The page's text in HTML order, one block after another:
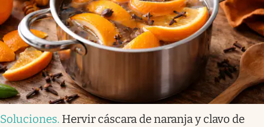
Soluciones. Hervir cáscara de naranja y clavo de